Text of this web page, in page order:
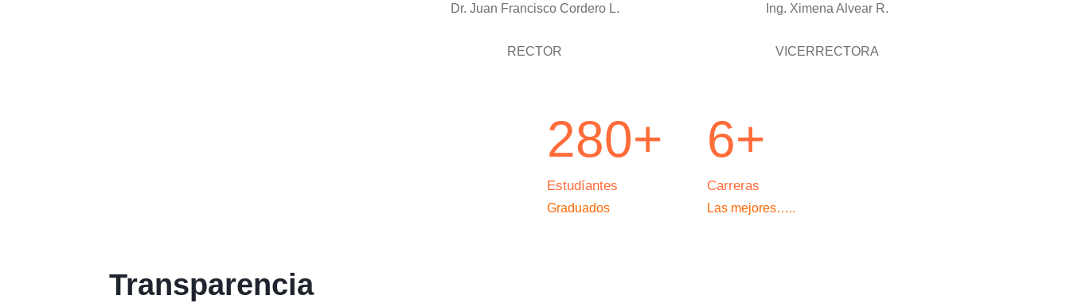
Dr. Juan Francisco Cordero L.
RECTOR
Ing. Ximena Alvear R.
VICERRECTORA
280+
Estudíantes
Graduados
6+
Carreras
Las mejores…..
Transparencia